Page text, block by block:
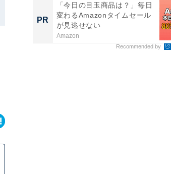
PR
「今日の目玉商品は？」毎日
変わるAmazonタイムセール
が見逃せない
Amazon
Recommended by